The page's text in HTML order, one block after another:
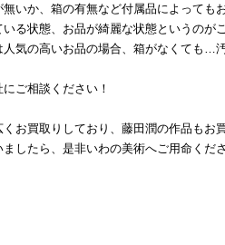
いか、箱の有無など付属品によっても
る状態、お品が綺麗な状態というのが
人気の高いお品の場合、箱がなくても…
ご相談ください！
お買取りしており、藤田潤の作品もお
したら、是非いわの美術へご用命くださ